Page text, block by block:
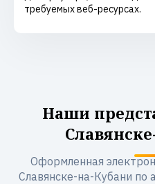
требуемых веб-ресурсах.
Наши
Оформленная
Славянске-на-Кубани по